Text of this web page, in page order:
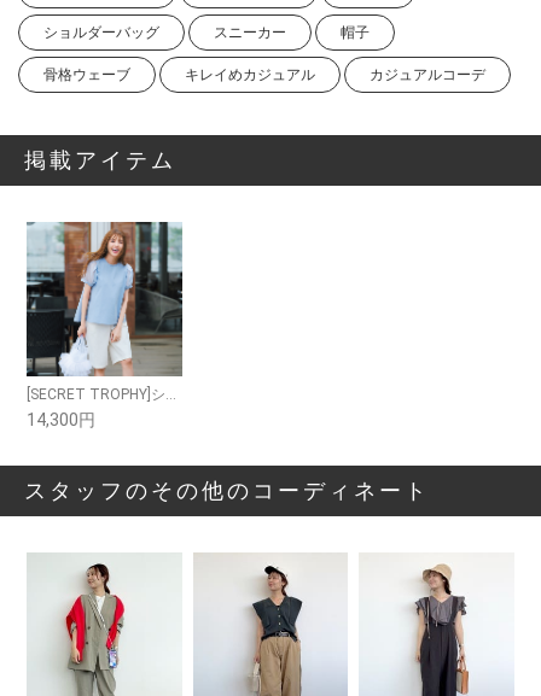
ショルダーバッグ スニーカー 帽子
骨格ウェーブ キレイめカジュアル カジュアルコーデ
掲載アイテム
[SECRET TROPHY]シアーボーダープルオーバー
14,300円
スタッフのその他のコーディネート